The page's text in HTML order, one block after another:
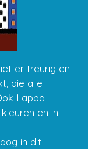
er treurig en
die alle
Lappa
en in
in dit